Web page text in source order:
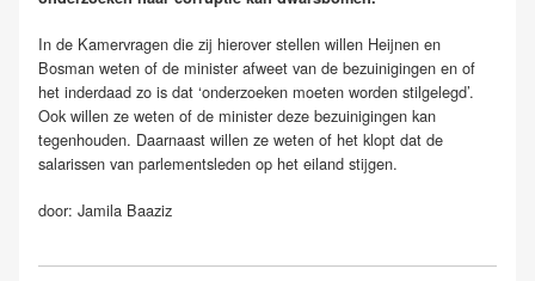
In de Kamervragen die zij hierover stellen willen Heijnen en
Bosman weten of de minister afweet van de bezuinigingen en of
het inderdaad zo is dat ‘onderzoeken moeten worden stilgelegd’.
Ook willen ze weten of de minister deze bezuinigingen kan
tegenhouden. Daarnaast willen ze weten of het klopt dat de
salarissen van parlementsleden op het eiland stijgen.
door: Jamila Baaziz